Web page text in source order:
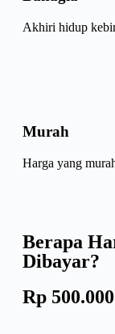
Akhiri hidup
Murah
Harga yang
Berapa
Dibayar?
Rp 500.000